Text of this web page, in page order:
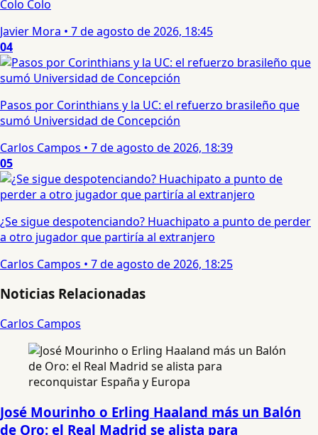
Colo Colo
Javier Mora • 7 de agosto de 2026, 18:45
04
Pasos por Corinthians y la UC: el refuerzo brasileño que
sumó Universidad de Concepción
Carlos Campos • 7 de agosto de 2026, 18:39
05
¿Se sigue despotenciando? Huachipato a punto de perder
a otro jugador que partiría al extranjero
Carlos Campos • 7 de agosto de 2026, 18:25
Noticias Relacionadas
Carlos Campos
José Mourinho o Erling Haaland más un Balón
de Oro: el Real Madrid se alista para